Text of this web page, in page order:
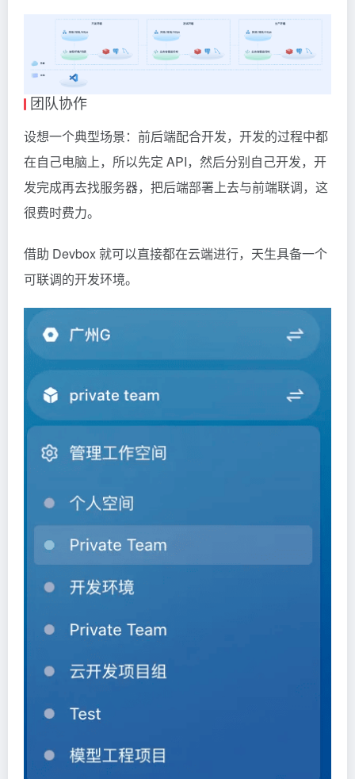
团队协作
设想一个典型场景：前后端配合开发，开发的过程中都
在自己电脑上，所以先定 API，然后分别自己开发，开
发完成再去找服务器，把后端部署上去与前端联调，这
很费时费力。
借助 Devbox 就可以直接都在云端进行，天生具备一个
可联调的开发环境。